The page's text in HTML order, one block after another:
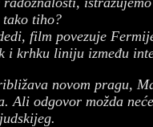
tiho?
film povezuje
i krhku liniju između
novom pragu,
Ali odgovor možda